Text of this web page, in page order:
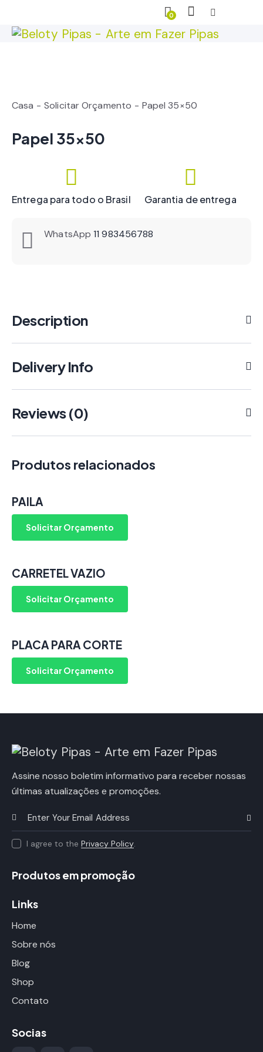
0
Casa Solicitar Orçamento Papel 35×50
Papel 35×50
Entrega para todo o Brasil Garantia de entrega
WhatsApp11 983456788
Description
Delivery Info
Reviews (0)
Produtos relacionados
PAILA
Solicitar Orçamento
CARRETEL VAZIO
Solicitar Orçamento
PLACA PARA CORTE
Solicitar Orçamento
Assine nosso boletim informativo para receber nossas
últimas atualizações e promoções.
I agree to the Privacy Policy.
Produtos em promoção
Links
Home
Sobre nós
Blog
Shop
Contato
Socias